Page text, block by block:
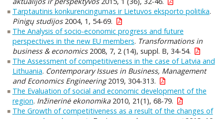
Tarptautinis konkurencingumas ir Lietuvos eksporto politika.
Pinigų studijos2004, 1, 54-69.
The Analysis of socio-economic progress and future
perspectives in the new EU members. Transformations in
business & economics2008, 7, 2 (14), suppl. B, 34-54.
The Assessment of competitiveness in the case of Latvia and
Lithuania. Contemporary Issues in Business, Management
and Economics Engineering2019, 304-313.
The Evaluation of social and economic development of the
region. Inžinerinė ekonomika2010, 21(1), 68-79.
The Growth of competitiveness as a result of the changes of